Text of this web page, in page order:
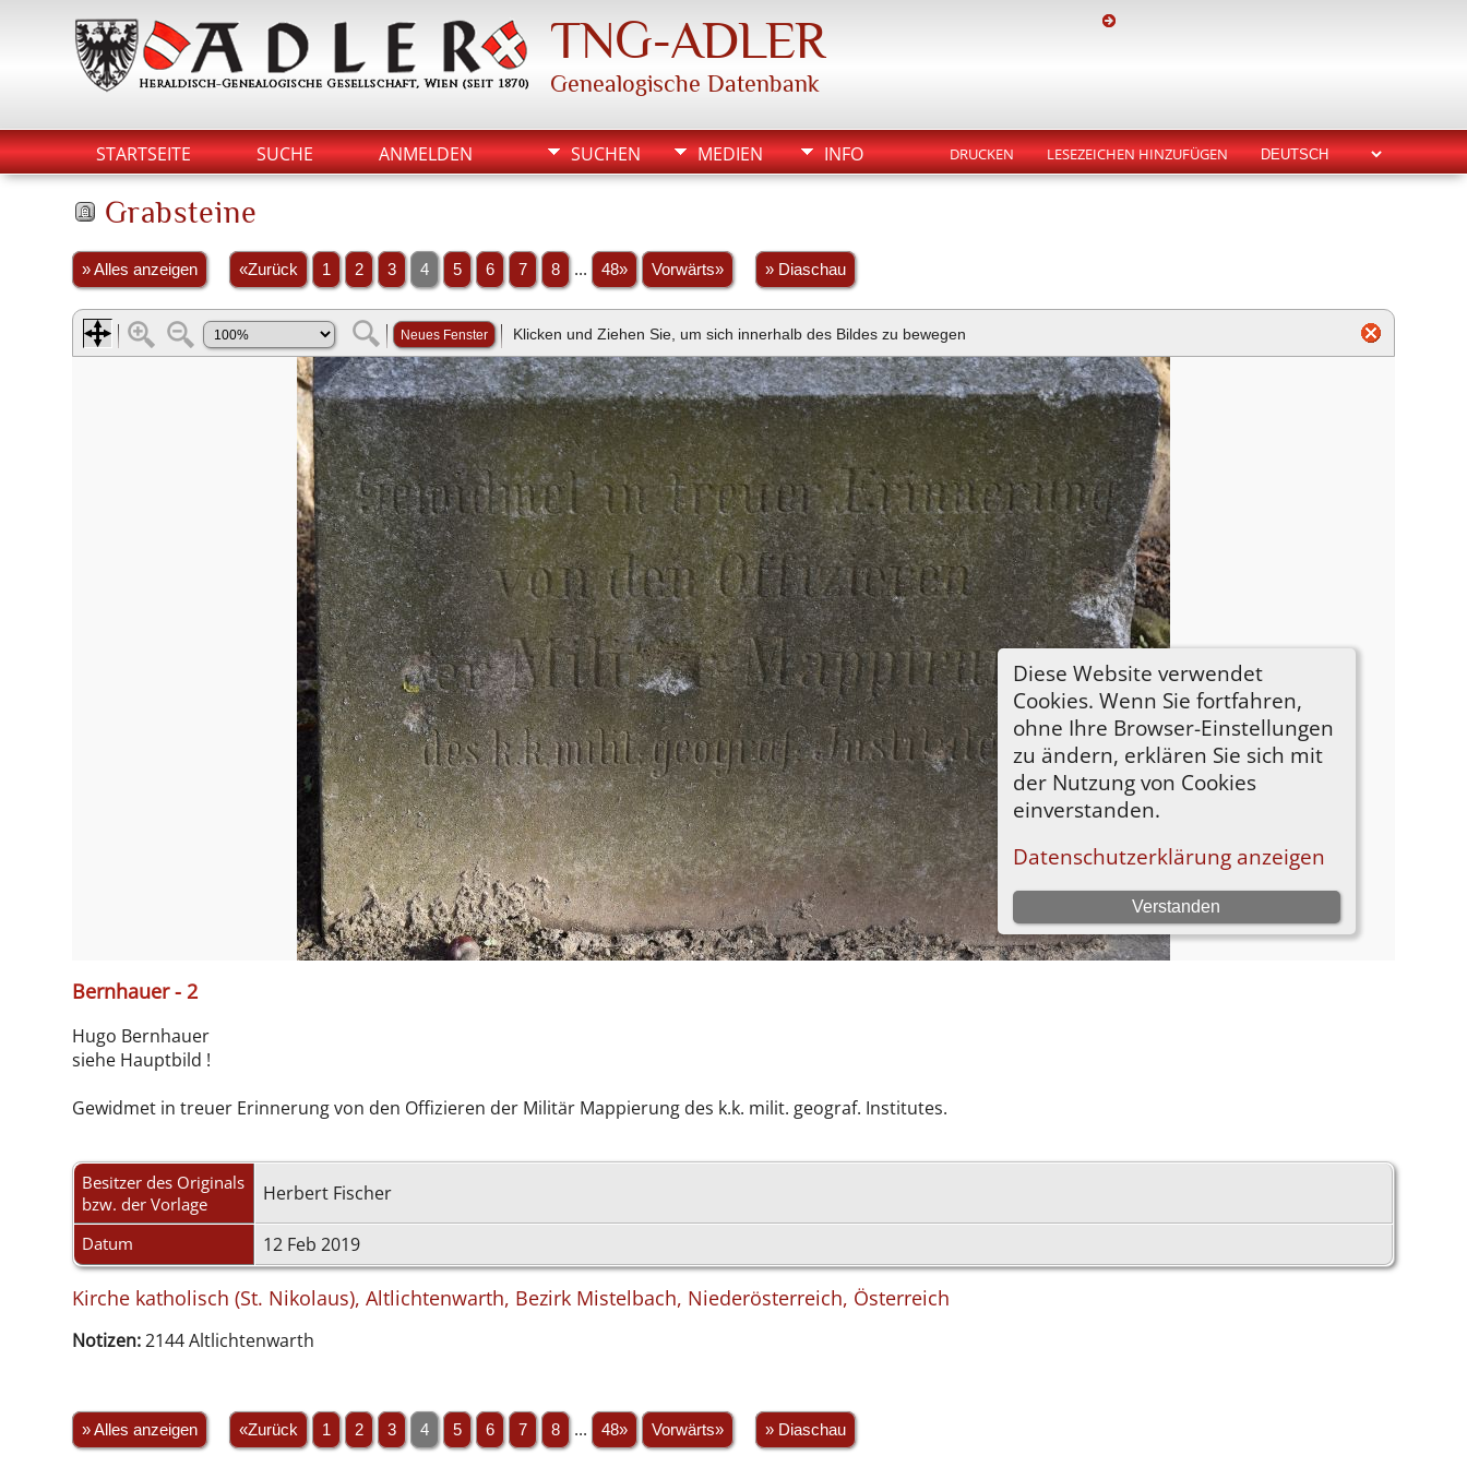
TNG-ADLER
Genealogische Datenbank
STARTSEITE SUCHE ANMELDEN SUCHEN MEDIEN INFO DRUCKEN LESEZEICHEN HINZUFÜGEN
Grabsteine
» Alles anzeigen «Zurück 1 2 3 4 5 6 7 8 ... 48» Vorwärts» » Diaschau
Bernhauer - 2
Hugo Bernhauer
siehe Hauptbild !
Gewidmet in treuer Erinnerung von den Offizieren der Militär Mappierung des k.k. milit. geograf. Institutes.
Besitzer des Originals
bzw. der Vorlage
Herbert Fischer
Datum 12 Feb 2019
Kirche katholisch (St. Nikolaus), Altlichtenwarth, Bezirk Mistelbach, Niederösterreich, Österreich
Notizen:2144 Altlichtenwarth
» Alles anzeigen «Zurück 1 2 3 4 5 6 7 8 ... 48» Vorwärts» » Diaschau